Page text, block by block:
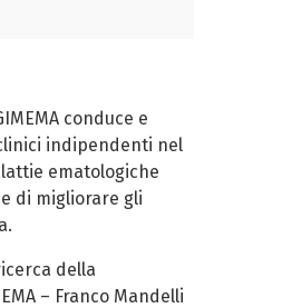
conduce e
indipendenti nel
ematologiche
di migliorare gli
della
– Franco Mandelli